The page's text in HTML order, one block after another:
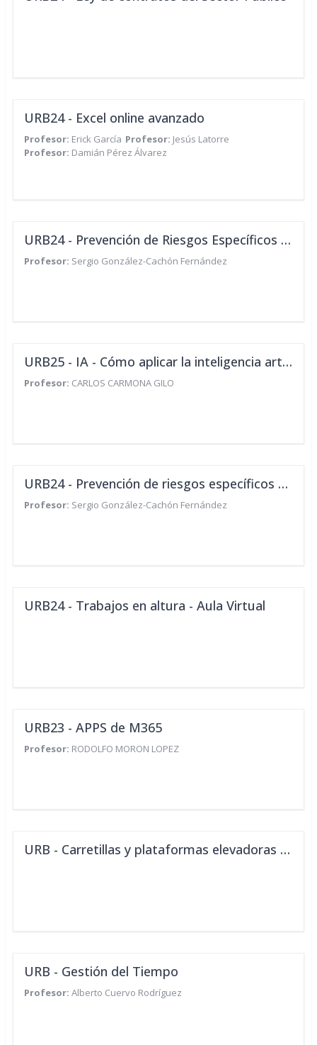
URB24 - Excel online avanzado
Profesor: Erick García Profesor: Jesús Latorre
Profesor: Damián Pérez Álvarez
URB24 - Prevención de Riesgos Específicos en el Puesto de Trabajo: Transporte por Carretera
Profesor: Sergio González-Cachón Fernández
URB25 - IA - Cómo aplicar la inteligencia artificial en tu empresa
Profesor: CARLOS CARMONA GILO
URB24 - Prevención de riesgos específicos en tu puesto de trabajo (de oficinas y despachos)
Profesor: Sergio González-Cachón Fernández
URB24 - Trabajos en altura - Aula Virtual
URB23 - APPS de M365
Profesor: RODOLFO MORON LOPEZ
URB - Carretillas y plataformas elevadoras - Aula Virtual
URB - Gestión del Tiempo
Profesor: Alberto Cuervo Rodríguez